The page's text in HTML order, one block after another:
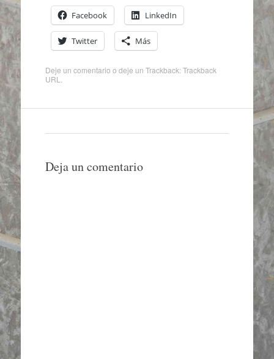
Facebook LinkedIn
Twitter Más
Deje un comentario o deje un Trackback:Trackback
URL
Deja un comentario